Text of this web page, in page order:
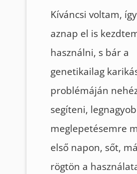
Kíváncsi voltam,
aznap el is
használni, s bár a
genetikailag
problémáján
segíteni,
meglepetésemre
első napon, sőt,
rögtön a